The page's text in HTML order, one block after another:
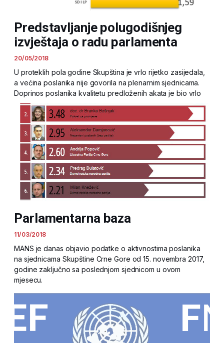
Predstavljanje polugodišnjeg
izvještaja o radu parlamenta
20/05/2018
U proteklih pola godine Skupština je vrlo rijetko zasijedala,
a većina poslanika nije govorila na plenarnim sjednicama.
Doprinos poslanika kvalitetu predloženih akata je bio vrlo
Parlamentarna baza
11/03/2018
MANS je danas objavio podatke o aktivnostima poslanika
na sjednicama Skupštine Crne Gore od 15. novembra 2017,
godine zaključno sa poslednjom sjednicom u ovom
mjesecu.